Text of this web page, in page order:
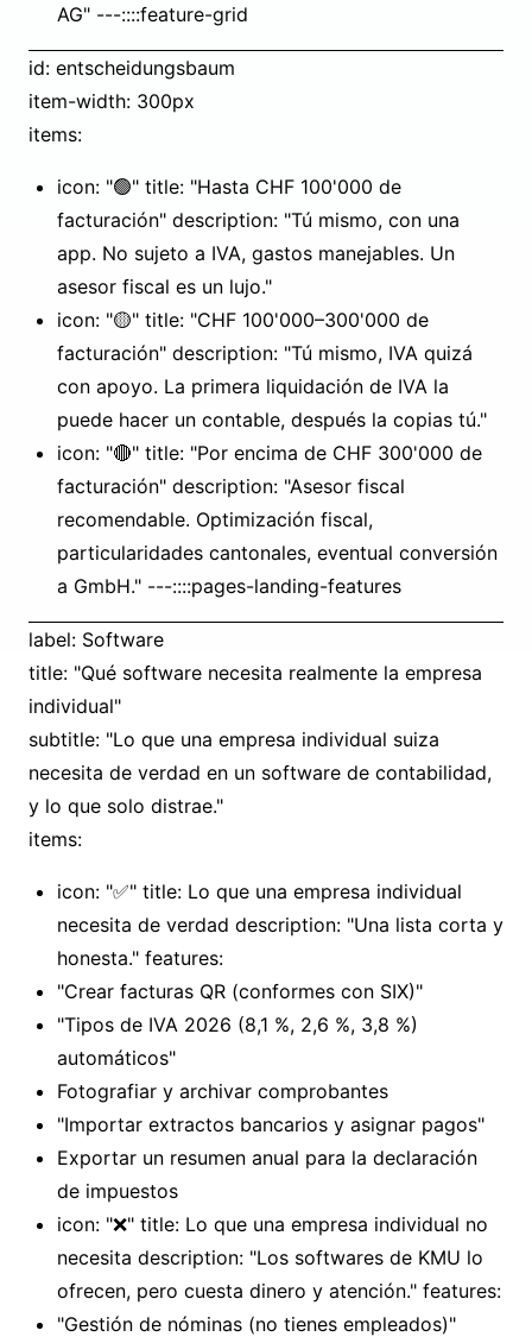
AG" ---::::feature-grid
id: entscheidungsbaum
item-width: 300px
items:
icon: "🟢" title: "Hasta CHF 100'000 de
facturación" description: "Tú mismo, con una
app. No sujeto a IVA, gastos manejables. Un
asesor fiscal es un lujo."
icon: "🟡" title: "CHF 100'000–300'000 de
facturación" description: "Tú mismo, IVA quizá
con apoyo. La primera liquidación de IVA la
puede hacer un contable, después la copias tú."
icon: "🔴" title: "Por encima de CHF 300'000 de
facturación" description: "Asesor fiscal
recomendable. Optimización fiscal,
particularidades cantonales, eventual conversión
a GmbH." ---::::pages-landing-features
label: Software
title: "Qué software necesita realmente la empresa
individual"
subtitle: "Lo que una empresa individual suiza
necesita de verdad en un software de contabilidad,
y lo que solo distrae."
items:
icon: "✅" title: Lo que una empresa individual
necesita de verdad description: "Una lista corta y
honesta." features:
"Crear facturas QR (conformes con SIX)"
"Tipos de IVA 2026 (8,1 %, 2,6 %, 3,8 %)
automáticos"
Fotografiar y archivar comprobantes
"Importar extractos bancarios y asignar pagos"
Exportar un resumen anual para la declaración
de impuestos
icon: "❌" title: Lo que una empresa individual no
necesita description: "Los softwares de KMU lo
ofrecen, pero cuesta dinero y atención." features:
"Gestión de nóminas (no tienes empleados)"